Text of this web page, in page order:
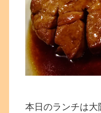
本日のランチは